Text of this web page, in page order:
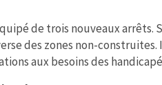
de trois nouveaux
des zones non-
aux besoins des